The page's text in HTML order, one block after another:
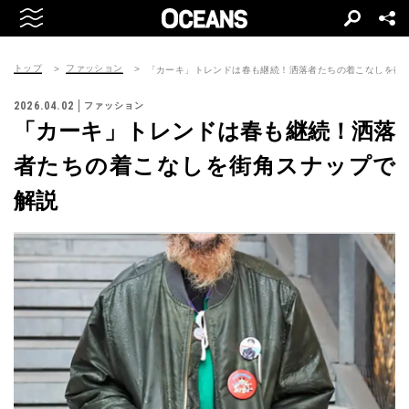
トップ ファッション 「カーキ」トレンドは春も継続！洒落者たちの着こなしを街
2026.04.02 ファッション
「カーキ」トレンドは春も継続！洒落
者たちの着こなしを街角スナップで
解説